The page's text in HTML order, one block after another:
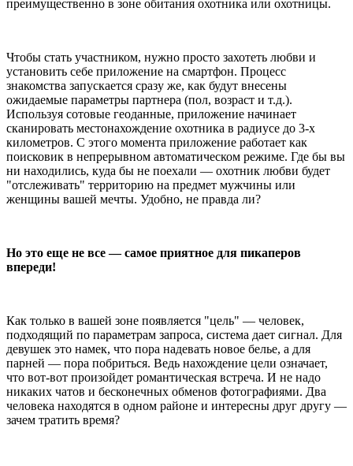
преимущественно в зоне обитания охотника или охотницы.
Чтобы стать участником, нужно просто захотеть любви и
установить себе приложение на смартфон. Процесс
знакомства запускается сразу же, как будут внесены
ожидаемые параметры партнера (пол, возраст и т.д.).
Используя сотовые геоданные, приложение начинает
сканировать местонахождение охотника в радиусе до 3-х
километров. С этого момента приложение работает как
поисковик в непрерывном автоматическом режиме. Где бы вы
ни находились, куда бы не поехали ― охотник любви будет
"отслеживать" территорию на предмет мужчины или
женщины вашей мечты. Удобно, не правда ли?
Но это еще не все ― самое приятное для пикаперов
впереди!
Как только в вашей зоне появляется "цель" ― человек,
подходящий по параметрам запроса, система дает сигнал. Для
девушек это намек, что пора надевать новое белье, а для
парней ― пора побриться. Ведь нахождение цели означает,
что вот-вот произойдет романтическая встреча. И не надо
никаких чатов и бесконечных обменов фотографиями. Два
человека находятся в одном районе и интересны друг другу ―
зачем тратить время?